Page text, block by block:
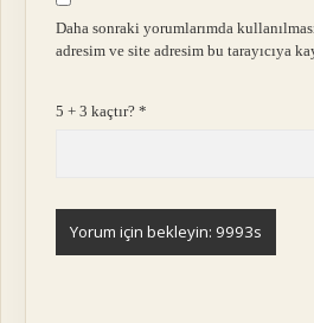
Daha sonraki yorumlarımda
adresim ve site adresim bu tarayıcıya
5 + 3 kaçtır?*